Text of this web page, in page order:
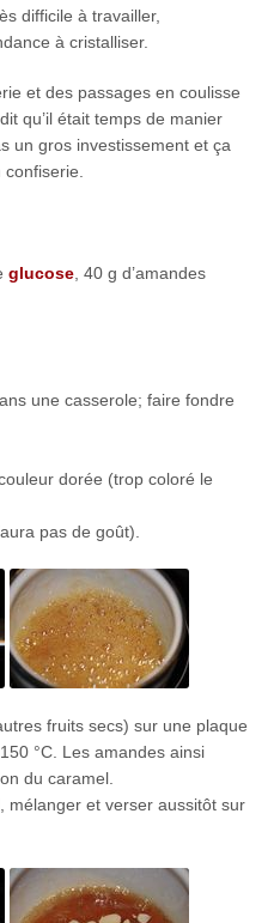
difficile à travailler,
à cristalliser.
et des passages en coulisse
qu’il était temps de manier
un gros investissement et ça
glucose, 40 g d’amandes
une casserole; faire fondre
dorée (trop coloré le
pas de goût).
fruits secs) sur une plaque
°C. Les amandes ainsi
du caramel.
mélanger et verser aussitôt sur